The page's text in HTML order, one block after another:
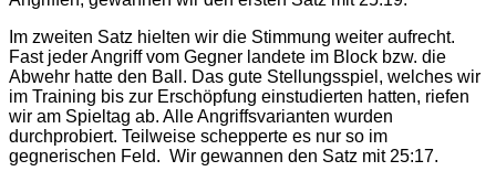
Im zweiten Satz hielten wir die Stimmung weiter aufrecht.
Fast jeder Angriff vom Gegner landete im Block bzw. die
Abwehr hatte den Ball. Das gute Stellungsspiel, welches wir
im Training bis zur Erschöpfung einstudierten hatten, riefen
wir am Spieltag ab. Alle Angriffsvarianten wurden
durchprobiert. Teilweise schepperte es nur so im
gegnerischen Feld. Wir gewannen den Satz mit 25:17.